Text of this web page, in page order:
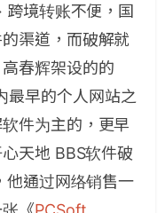
境转账不便，国
渠道，而破解就
春辉架设的的
最早的个人网站之
件为主的，更早
天地 BBS软件破
他通过网络销售一